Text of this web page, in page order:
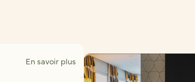
En savoir plus